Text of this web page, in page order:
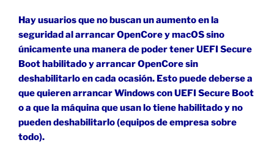
Hay usuarios que no buscan un aumento en la
seguridad al arrancar OpenCore y macOS sino
únicamente una manera de poder tener UEFI Secure
Boot habilitado y arrancar OpenCore sin
deshabilitarlo en cada ocasión. Esto puede deberse a
que quieren arrancar Windows con UEFI Secure Boot
o a que la máquina que usan lo tiene habilitado y no
pueden deshabilitarlo (equipos de empresa sobre
todo).